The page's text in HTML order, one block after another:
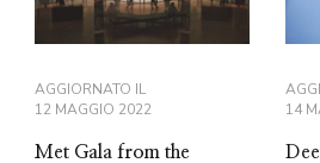
AGGIORNATO IL
12 MAGGIO 2022
Met Gala from the
14